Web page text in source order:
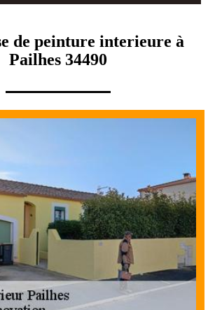
de peinture interieure à
Pailhes 34490